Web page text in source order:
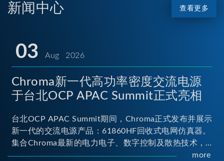
新闻中心 查看更多
03 Aug 2026
Chroma新一代高功率密度交流电源
于台北OCP APAC Summit正式亮相
台北OCP APAC Summit期间，Chroma正式发布并展示
新一代的交流电源产品：61860HF回收式电网仿真器。
集合Chroma最新的电力电子、数字控制及散热技术，
实现5U高度具备最大60kVA功率输出能力，为业界指针
more